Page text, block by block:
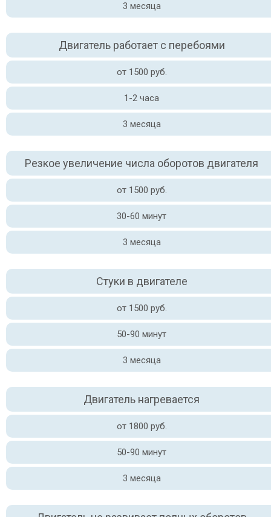
3 месяца
Двигатель работает с перебоями
от 1500 руб.
1-2 часа
3 месяца
Резкое увеличение числа оборотов двигателя
от 1500 руб.
30-60 минут
3 месяца
Стуки в двигателе
от 1500 руб.
50-90 минут
3 месяца
Двигатель нагревается
от 1800 руб.
50-90 минут
3 месяца